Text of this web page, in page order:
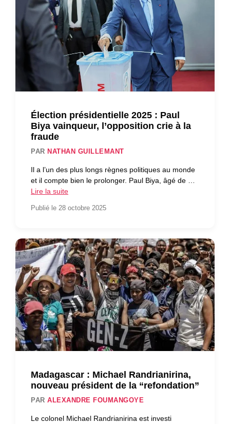
Élection présidentielle 2025 : Paul
Biya vainqueur, l’opposition crie à la
fraude
PARNATHAN GUILLEMANT
Il a l’un des plus longs règnes politiques au monde
et il compte bien le prolonger. Paul Biya, âgé de …
Lire la suite
Publié le 28 octobre 2025
Madagascar : Michael Randrianirina,
nouveau président de la “refondation”
PARALEXANDRE FOUMANGOYE
Le colonel Michael Randrianirina est investi